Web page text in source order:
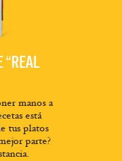
“REAL
manos a
está
tus platos
parte?